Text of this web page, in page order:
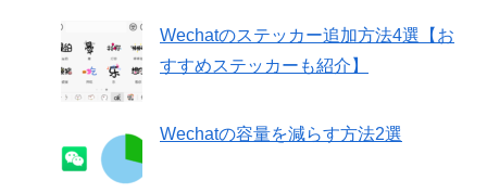
Wechatのステッカー追加方法4選【お
すすめステッカーも紹介】
Wechatの容量を減らす方法2選